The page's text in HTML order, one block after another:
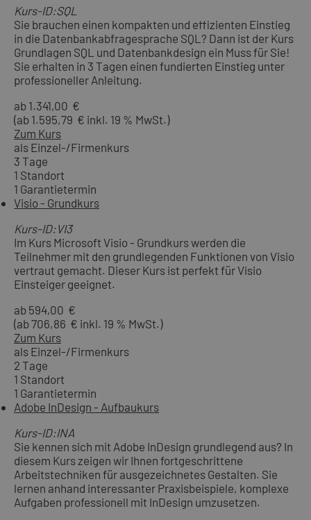
Kurs-ID:SQL
Sie brauchen einen kompakten und effizienten Einstieg
in die Datenbankabfragesprache SQL? Dann ist der Kurs
Grundlagen SQL und Datenbankdesign ein Muss für Sie!
Sie erhalten in 3 Tagen einen fundierten Einstieg unter
professioneller Anleitung.
ab 1.341,00 €
(ab 1.595,79 € inkl. 19 % MwSt.)
Zum Kurs
als Einzel-/Firmenkurs
3 Tage
1 Standort
1 Garantietermin
Visio - Grundkurs
Kurs-ID:VI3
Im Kurs Microsoft Visio - Grundkurs werden die
Teilnehmer mit den grundlegenden Funktionen von Visio
vertraut gemacht. Dieser Kurs ist perfekt für Visio
Einsteiger geeignet.
ab 594,00 €
(ab 706,86 € inkl. 19 % MwSt.)
Zum Kurs
als Einzel-/Firmenkurs
2 Tage
1 Standort
1 Garantietermin
Adobe InDesign - Aufbaukurs
Kurs-ID:INA
Sie kennen sich mit Adobe InDesign grundlegend aus? In
diesem Kurs zeigen wir Ihnen fortgeschrittene
Arbeitstechniken für ausgezeichnetes Gestalten. Sie
lernen anhand interessanter Praxisbeispiele, komplexe
Aufgaben professionell mit InDesign umzusetzen.